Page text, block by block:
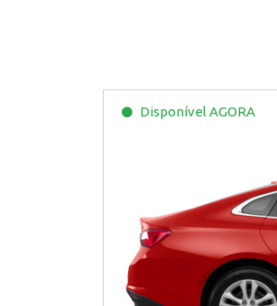
Disponível AGORA